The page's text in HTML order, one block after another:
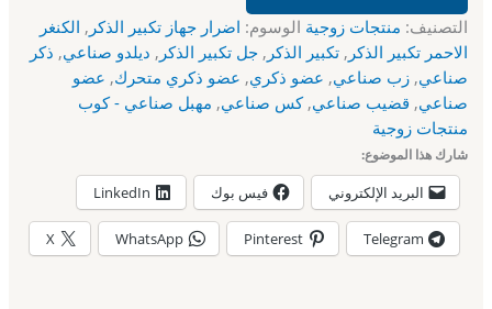
التصنيف: منتجات زوجية الوسوم: اضرار جهاز تكبير الذكر , الكنغر
الاحمر تكبير الذكر ,تكبير الذكر ,جل تكبير الذكر , ديلدو صناعي, ذكر
صناعي,زب صناعي, عضو ذكري, عضو ذكري متحرك, عضو
صناعي, قضيب صناعي,كس صناعي, مهبل صناعي - كوب
منتجات زوجية
شارك هذا الموضوع:
البريد الإلكتروني فيس بوك LinkedIn
Telegram
Pinterest
WhatsApp
X